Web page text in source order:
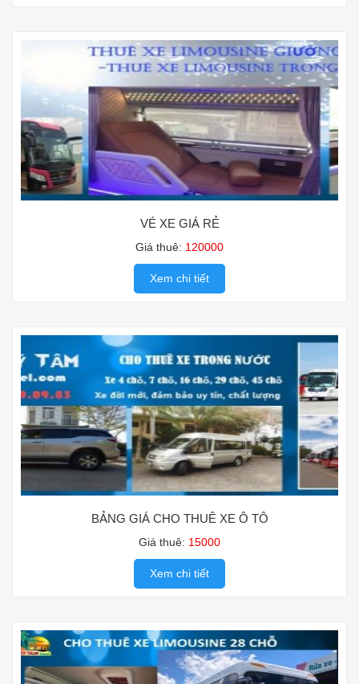
VÉ XE GIÁ RẺ
Giá thuê: 120000
Xem chi tiết
BẢNG GIÁ CHO THUÊ XE Ô TÔ
Giá thuê: 15000
Xem chi tiết